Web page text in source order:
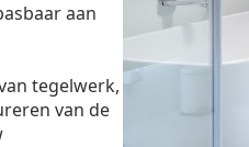
aan
tegelwerk,
van de